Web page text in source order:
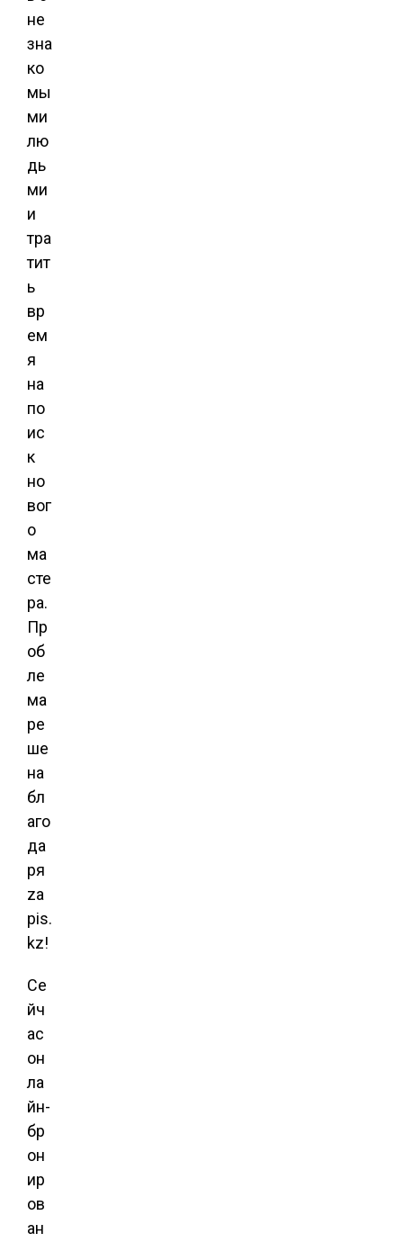
не
зна
ко
мы
ми
лю
дь
ми
и
тра
тит
ь
вр
ем
я
на
по
ис
к
но
вог
о
ма
сте
ра.
Пр
об
ле
ма
ре
ше
на
бл
аго
да
ря
za
pis.
kz!
Се
йч
ас
он
ла
йн-
бр
он
ир
ов
ан